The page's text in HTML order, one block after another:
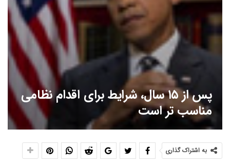
پس از ۱۵ سال، شرایط برای اقدام نظامی
مناسب تر است
به اشتراک گذاری